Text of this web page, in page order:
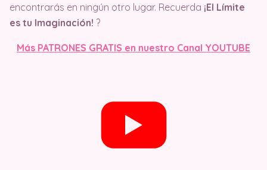
encontrarás en ningún otro lugar. Recuerda ¡El Límite
es tu Imaginación! ?
Más PATRONES GRATIS en nuestro Canal YOUTUBE